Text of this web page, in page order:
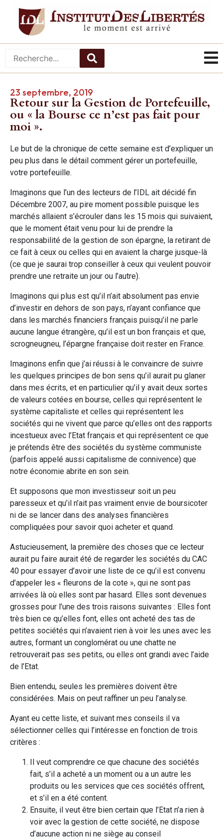
23 septembre, 2019
Retour sur la Gestion de Portefeuille,
ou « la Bourse ce n’est pas fait pour
moi ».
Le but de la chronique de cette semaine est d’expliquer un
peu plus dans le détail comment gérer un portefeuille,
votre portefeuille.
Imaginons que l’un des lecteurs de l’IDL ait décidé fin
Décembre 2007, au pire moment possible puisque les
marchés allaient s’écrouler dans les 15 mois qui suivaient,
que le moment était venu pour lui de prendre la
responsabilité de la gestion de son épargne, la retirant de
ce fait à ceux ou celles qui en avaient la charge jusque-là
(ce que je saurai trop conseiller à ceux qui veulent pouvoir
prendre une retraite un jour ou l’autre).
Imaginons qui plus est qu’il n’ait absolument pas envie
d’investir en dehors de son pays, n’ayant confiance que
dans les marchés financiers français puisqu’il ne parle
aucune langue étrangère, qu’il est un bon français et que,
scrogneugneu, l’épargne française doit rester en France.
Imaginons enfin que j’ai réussi à le convaincre de suivre
les quelques principes de bon sens qu’il aurait pu glaner
dans mes écrits, et en particulier qu’il y avait deux sortes
de valeurs cotées en bourse, celles qui représentent le
système capitaliste et celles qui représentent les
sociétés qui ne vivent que parce qu’elles ont des rapports
incestueux avec l’Etat français et qui représentent ce que
je prétends être des sociétés du système communiste
(parfois appelé aussi capitalisme de connivence) que
notre économie abrite en son sein.
Et supposons que mon investisseur soit un peu
paresseux et qu’il n’ait pas vraiment envie de boursicoter
ni de se lancer dans des analyses financières
compliquées pour savoir quoi acheter et quand.
Astucieusement, la première des choses que ce lecteur
aurait pu faire aurait été de regarder les sociétés du CAC
40 pour essayer d’avoir une liste de ce qu’il est convenu
d’appeler les « fleurons de la cote », qui ne sont pas
arrivées là où elles sont par hasard. Elles sont devenues
grosses pour l’une des trois raisons suivantes : Elles font
très bien ce qu’elles font, elles ont acheté des tas de
petites sociétés qui n’avaient rien à voir les unes avec les
autres, formant un conglomérat ou une chatte ne
retrouverait pas ses petits, ou elles ont grandi avec l’aide
de l’Etat.
Bien entendu, seules les premières doivent être
considérées. Mais on peut raffiner un peu l’analyse.
Ayant eu cette liste, et suivant mes conseils il va
sélectionner celles qui l’intéresse en fonction de trois
critères :
Il veut comprendre ce que chacune des sociétés
fait, s’il a acheté a un moment ou a un autre les
produits ou les services que ces sociétés offrent,
et s’il en a été content.
Ensuite, il veut être bien certain que l’Etat n’a rien à
voir avec la gestion de cette société, ne dispose
d’aucune action ni ne siège au conseil